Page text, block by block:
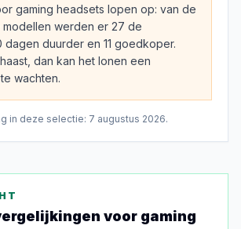
gaming headsets lopen op: van de
werden er 27 de
duurder en 11 goedkoper.
dan kan het lonen een
wachten.
in deze selectie: 7 augustus 2026.
voor gaming